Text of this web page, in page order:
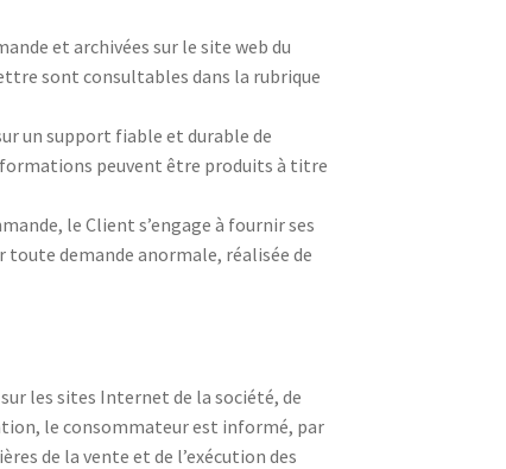
et archivées sur le site web du
sont consultables dans la rubrique
un support fiable et durable de
peuvent être produits à titre
le Client s’engage à fournir ses
toute demande anormale, réalisée de
les sites Internet de la société, de
le consommateur est informé, par
de la vente et de l’exécution des